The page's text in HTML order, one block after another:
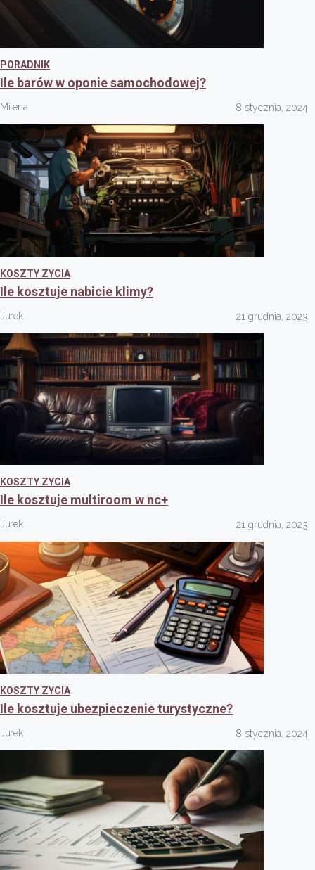
PORADNIK
Ile barów w oponie samochodowej?
Milena 8 stycznia, 2024
KOSZTY ZYCIA
Ile kosztuje nabicie klimy?
Jurek 21 grudnia, 2023
KOSZTY ZYCIA
Ile kosztuje multiroom w nc+
Jurek 21 grudnia, 2023
KOSZTY ZYCIA
Ile kosztuje ubezpieczenie turystyczne?
Jurek 8 stycznia, 2024